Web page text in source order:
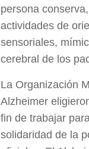
persona
actividades de
sensoriales,
cerebral de los
La Organización
Alzheimer
fin de trabajar
solidaridad de la